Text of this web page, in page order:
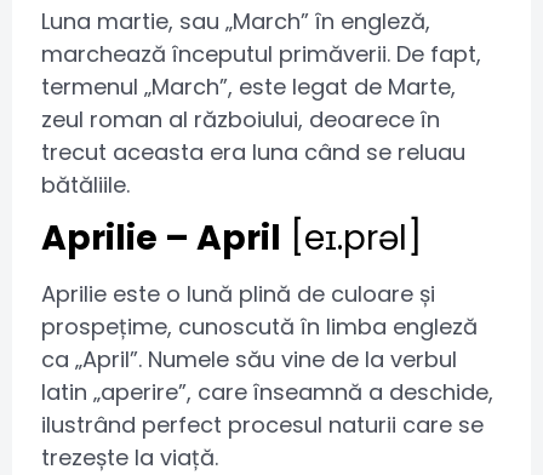
Luna martie, sau „March” în engleză,
marchează începutul primăverii. De fapt,
termenul „March”, este legat de Marte,
zeul roman al războiului, deoarece în
trecut aceasta era luna când se reluau
bătăliile.
Aprilie – April [eɪ.prəl]
Aprilie este o lună plină de culoare și
prospețime, cunoscută în limba engleză
ca „April”. Numele său vine de la verbul
latin „aperire”, care înseamnă a deschide,
ilustrând perfect procesul naturii care se
trezește la viață.